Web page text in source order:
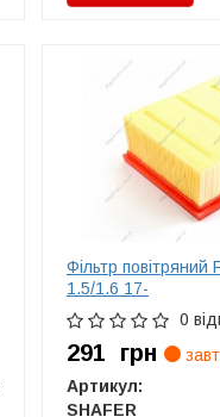
Фільтр повітряний
1.5/1.6 17-
0
291 грн
Артикул:
SHAFER